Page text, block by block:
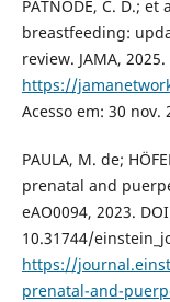
PATNODE, C. D.;
breastfeeding:
review. JAMA,
https://
Acesso em: 30 nov.
PAULA, M. de;
prenatal and
eAO0094, 2023.
10.31744/
https://
prenatal-and-